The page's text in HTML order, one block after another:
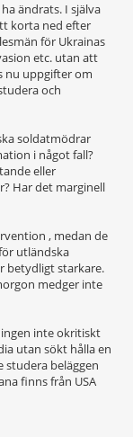
ändrats. I själva
korta ned efter
för Ukrainas
etc. utan att
nu uppgifter om
och
soldatmödrar
i något fall?
eller
Har det marginell
, medan de
utländska
betydligt starkare.
medger inte
inte okritiskt
utan sökt hålla en
studera beläggen
finns från USA